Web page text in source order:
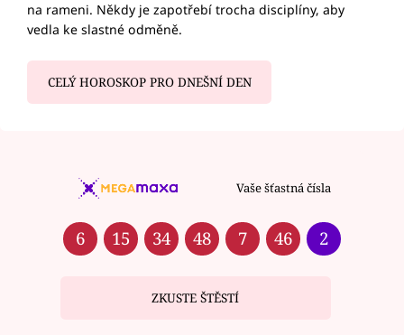
na rameni. Někdy je zapotřebí trocha disciplíny, aby
vedla ke slastné odměně.
CELÝ HOROSKOP PRO DNEŠNÍ DEN
Vaše šťastná čísla
6 15 34 48 7 46 2
ZKUSTE ŠTĚSTÍ